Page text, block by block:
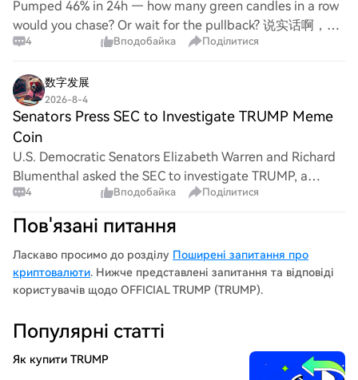
Pumped 46% in 24h — how many green candles in a row
would you chase? Or wait for the pullback? 说实话啊，
The breakout was clean, I had to take it. $HOME
4 Вподобайка Поділитися
数字发展
2026-8-4
Senators Press SEC to Investigate TRUMP Meme
Coin
U.S. Democratic Senators Elizabeth Warren and Richard
Blumenthal asked the SEC to investigate TRUMP, a
meme coin that reportedly peaked near $9 billion in
market cap. The senators asked whether the to
4 Вподобайка Поділитися
Пов'язані питання
Ласкаво просимо до розділу Поширені запитання про
криптовалюти. Нижче представлені запитання та відповіді
користувачів щодо OFFICIAL TRUMP (TRUMP).
Популярні статті
Як купити TRUMP